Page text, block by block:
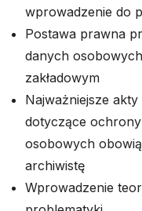
wprowadzenie do
Postawa prawna
danych
zakładowym
Najważniejsze
dotyczące
osobowych
archiwistę
Wprowadzenie